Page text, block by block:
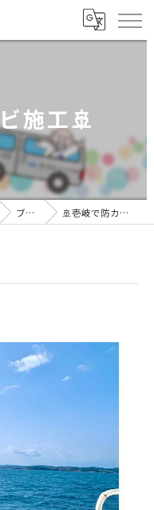
施工🚢
ブログ 🚢壱岐で防カビ施工🚢